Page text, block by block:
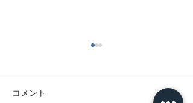
月刊ランニングスタイルに友
コメント